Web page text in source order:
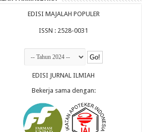
EDISI MAJALAH POPULER
ISSN : 2528-0031
EDISI JURNAL ILMIAH
Bekerja sama dengan: